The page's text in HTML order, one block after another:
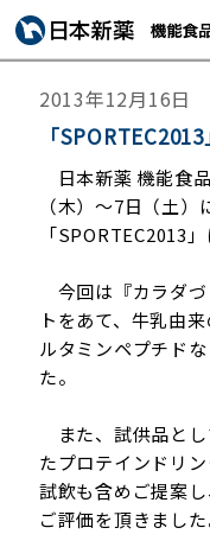
2013年12月16日
「
日本新薬 機能食
（木）～7日（土
「SPORTEC2013
今回は『カラダづ
トをあて、牛乳由
ルタミンペプチド
た。
また、試供品とし
たプロテインドリ
試飲も含めご提案
ご評価を頂きました